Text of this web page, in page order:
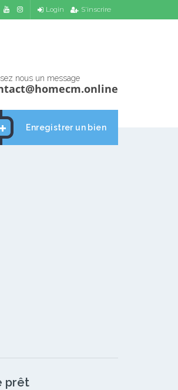
Login S'inscrire
nous un message
Enregistrer un bien
prêt